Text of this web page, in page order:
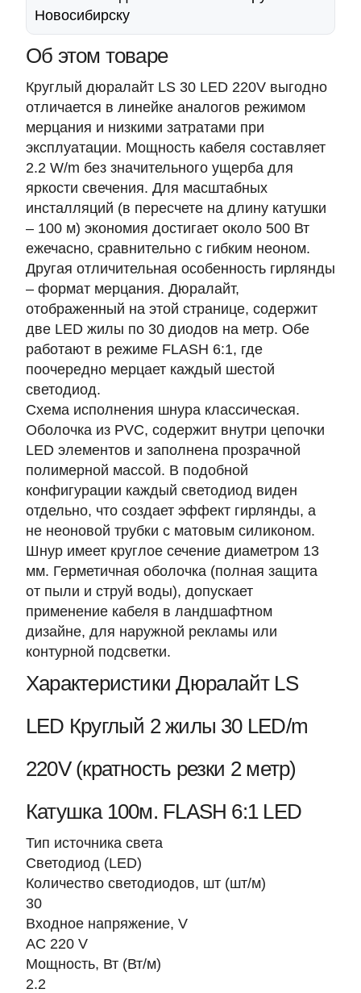
Новосибирску
Об этом товаре
Круглый дюралайт LS 30 LED 220V выгодно
отличается в линейке аналогов режимом
мерцания и низкими затратами при
эксплуатации. Мощность кабеля составляет
2.2 W/m без значительного ущерба для
яркости свечения. Для масштабных
инсталляций (в пересчете на длину катушки
– 100 м) экономия достигает около 500 Вт
ежечасно, сравнительно с гибким неоном.
Другая отличительная особенность гирлянды
– формат мерцания. Дюралайт,
отображенный на этой странице, содержит
две LED жилы по 30 диодов на метр. Обе
работают в режиме FLASH 6:1, где
поочередно мерцает каждый шестой
светодиод.
Схема исполнения шнура классическая.
Оболочка из PVC, содержит внутри цепочки
LED элементов и заполнена прозрачной
полимерной массой. В подобной
конфигурации каждый светодиод виден
отдельно, что создает эффект гирлянды, а
не неоновой трубки с матовым силиконом.
Шнур имеет круглое сечение диаметром 13
мм. Герметичная оболочка (полная защита
от пыли и струй воды), допускает
применение кабеля в ландшафтном
дизайне, для наружной рекламы или
контурной подсветки.
Характеристики Дюралайт LS
LED Круглый 2 жилы 30 LED/m
220V (кратность резки 2 метр)
Катушка 100м. FLASH 6:1 LED
Тип источника света
Светодиод (LED)
Количество светодиодов, шт (шт/м)
30
Входное напряжение, V
AC 220 V
Мощность, Вт (Вт/м)
2.2